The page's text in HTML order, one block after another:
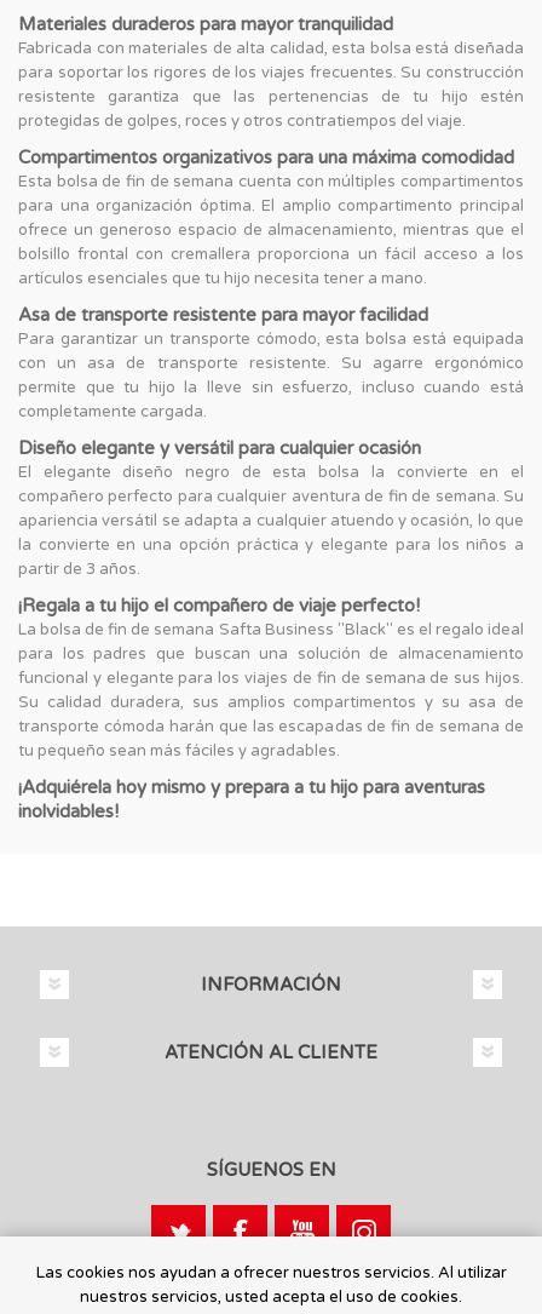
Materiales duraderos para mayor tranquilidad
Fabricada con materiales de alta calidad, esta bolsa está diseñada
para soportar los rigores de los viajes frecuentes. Su construcción
resistente garantiza que las pertenencias de tu hijo estén
protegidas de golpes, roces y otros contratiempos del viaje.
Compartimentos organizativos para una máxima comodidad
Esta bolsa de fin de semana cuenta con múltiples compartimentos
para una organización óptima. El amplio compartimento principal
ofrece un generoso espacio de almacenamiento, mientras que el
bolsillo frontal con cremallera proporciona un fácil acceso a los
artículos esenciales que tu hijo necesita tener a mano.
Asa de transporte resistente para mayor facilidad
Para garantizar un transporte cómodo, esta bolsa está equipada
con un asa de transporte resistente. Su agarre ergonómico
permite que tu hijo la lleve sin esfuerzo, incluso cuando está
completamente cargada.
Diseño elegante y versátil para cualquier ocasión
El elegante diseño negro de esta bolsa la convierte en el
compañero perfecto para cualquier aventura de fin de semana. Su
apariencia versátil se adapta a cualquier atuendo y ocasión, lo que
la convierte en una opción práctica y elegante para los niños a
partir de 3 años.
¡Regala a tu hijo el compañero de viaje perfecto!
La bolsa de fin de semana Safta Business "Black" es el regalo ideal
para los padres que buscan una solución de almacenamiento
funcional y elegante para los viajes de fin de semana de sus hijos.
Su calidad duradera, sus amplios compartimentos y su asa de
transporte cómoda harán que las escapadas de fin de semana de
tu pequeño sean más fáciles y agradables.
¡Adquiérela hoy mismo y prepara a tu hijo para aventuras
inolvidables!
INFORMACIÓN
ATENCIÓN AL CLIENTE
SÍGUENOS EN
Calle León, 1 - 03440 Ibi, Alicante
Las cookies nos ayudan a ofrecer nuestros servicios. Al utilizar
nuestros servicios, usted acepta el uso de cookies.